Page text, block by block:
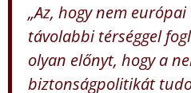
„Az, hogy nem
távolabbi térséggel
olyan előnyt, hogy a
biztonságpolitikát